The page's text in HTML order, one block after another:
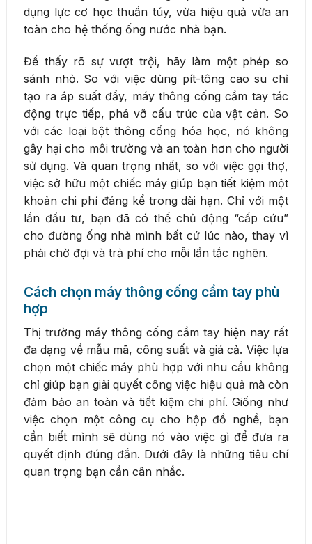
dụng lực cơ học thuần túy, vừa hiệu quả vừa an
toàn cho hệ thống ống nước nhà bạn.
Để thấy rõ sự vượt trội, hãy làm một phép so
sánh nhỏ. So với việc dùng pít-tông cao su chỉ
tạo ra áp suất đẩy, máy thông cống cầm tay tác
động trực tiếp, phá vỡ cấu trúc của vật cản. So
với các loại bột thông cống hóa học, nó không
gây hại cho môi trường và an toàn hơn cho người
sử dụng. Và quan trọng nhất, so với việc gọi thợ,
việc sở hữu một chiếc máy giúp bạn tiết kiệm một
khoản chi phí đáng kể trong dài hạn. Chỉ với một
lần đầu tư, bạn đã có thể chủ động “cấp cứu”
cho đường ống nhà mình bất cứ lúc nào, thay vì
phải chờ đợi và trả phí cho mỗi lần tắc nghẽn.
Cách chọn máy thông cống cầm tay phù
hợp
Thị trường máy thông cống cầm tay hiện nay rất
đa dạng về mẫu mã, công suất và giá cả. Việc lựa
chọn một chiếc máy phù hợp với nhu cầu không
chỉ giúp bạn giải quyết công việc hiệu quả mà còn
đảm bảo an toàn và tiết kiệm chi phí. Giống như
việc chọn một công cụ cho hộp đồ nghề, bạn
cần biết mình sẽ dùng nó vào việc gì để đưa ra
quyết định đúng đắn. Dưới đây là những tiêu chí
quan trọng bạn cần cân nhắc.